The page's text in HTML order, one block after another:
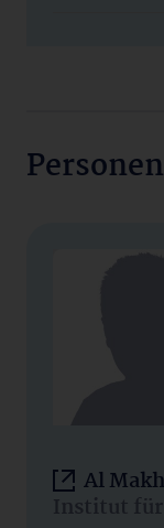
Personen
Al
Institut für